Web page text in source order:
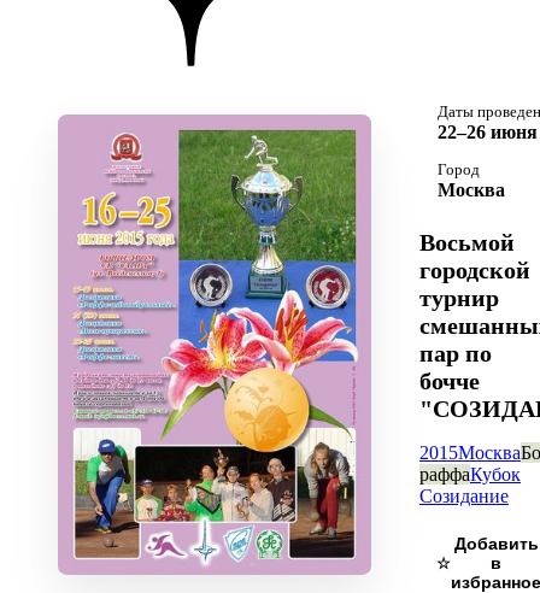
Даты
22–26 июня
Город
Москва
Восьмой
городской
турнир
пар по
бочче
2015Москва
раффаКубок
Созидание
☆